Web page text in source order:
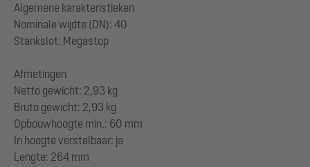
Algemene karakteristieken
Nominale wijdte (DN): 40
Stankslot: Megastop
Afmetingen
Netto gewicht: 2,93 kg
Bruto gewicht: 2,93 kg
Opbouwhoogte min.: 60 mm
In hoogte verstelbaar: ja
Lengte: 264 mm